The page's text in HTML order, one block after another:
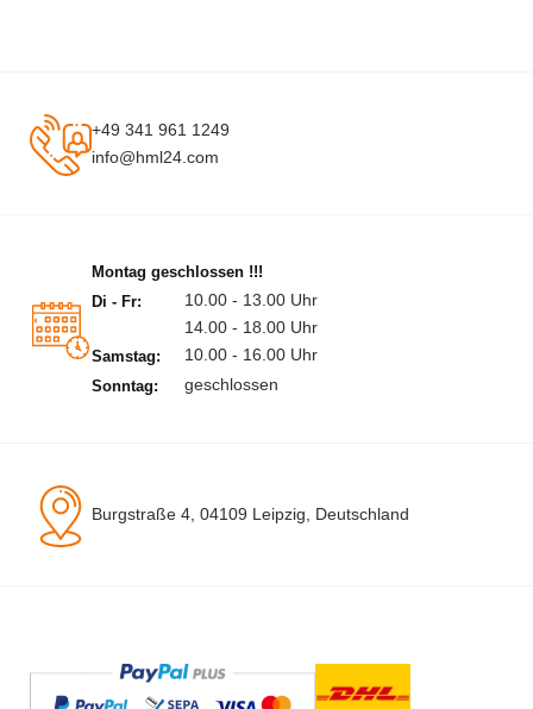
+49 341 961 1249
info@hml24.com
Montag geschlossen !!!
Di - Fr:
10.00 - 13.00 Uhr
14.00 - 18.00 Uhr
Samstag: 10.00 - 16.00 Uhr
Sonntag: geschlossen
Burgstraße 4, 04109 Leipzig, Deutschland